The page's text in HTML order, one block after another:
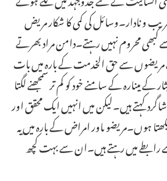
و نادار۔وسائل کی کمی کا شکار مریض
محروم نہیں رہتے۔دامن مراد بھرتے
سے حق الخدمت کے بارہ میں بات
کے مینارہ کے سامنے خود کو کم تر سمجھنے لگتا
کہتے ہیں۔لیکن میں انہیں ایک محقق اور
ہوں۔مریضو ںاور امراض کے بارہ میں یہ
میں رہتے ہیں۔ان سے بہت کچھ